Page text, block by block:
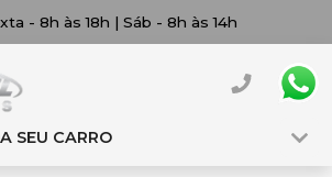
- 8h às 18h | Sáb - 8h às 14h
SEU CARRO